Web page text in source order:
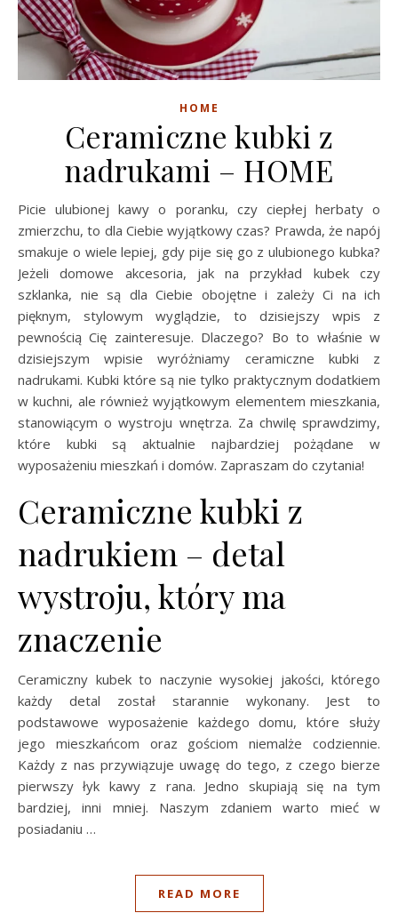
HOME
Ceramiczne kubki z
nadrukami – HOME
Picie ulubionej kawy o poranku, czy ciepłej herbaty o
zmierzchu, to dla Ciebie wyjątkowy czas? Prawda, że napój
smakuje o wiele lepiej, gdy pije się go z ulubionego kubka?
Jeżeli domowe akcesoria, jak na przykład kubek czy
szklanka, nie są dla Ciebie obojętne i zależy Ci na ich
pięknym, stylowym wyglądzie, to dzisiejszy wpis z
pewnością Cię zainteresuje. Dlaczego? Bo to właśnie w
dzisiejszym wpisie wyróżniamy ceramiczne kubki z
nadrukami. Kubki które są nie tylko praktycznym dodatkiem
w kuchni, ale również wyjątkowym elementem mieszkania,
stanowiącym o wystroju wnętrza. Za chwilę sprawdzimy,
które kubki są aktualnie najbardziej pożądane w
wyposażeniu mieszkań i domów. Zapraszam do czytania!
Ceramiczne kubki z
nadrukiem – detal
wystroju, który ma
znaczenie
Ceramiczny kubek to naczynie wysokiej jakości, którego
każdy detal został starannie wykonany. Jest to
podstawowe wyposażenie każdego domu, które służy
jego mieszkańcom oraz gościom niemalże codziennie.
Każdy z nas przywiązuje uwagę do tego, z czego bierze
pierwszy łyk kawy z rana. Jedno skupiają się na tym
bardziej, inni mniej. Naszym zdaniem warto mieć w
posiadaniu …
READ MORE